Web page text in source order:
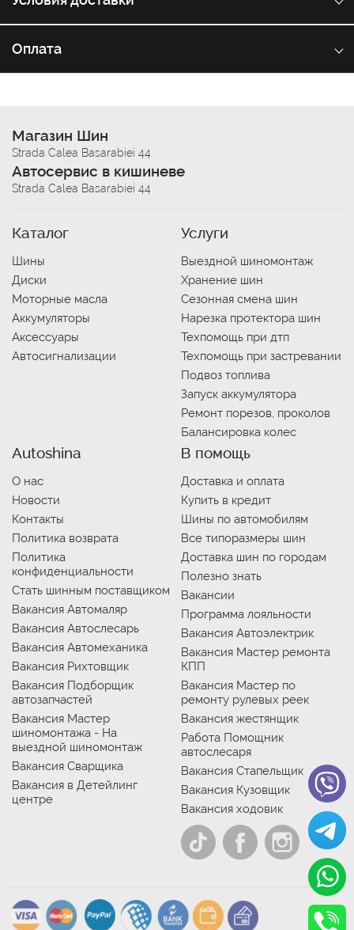
Оплата
Магазин Шин
Strada Calea Basarabiei 44
Автосервис в кишиневе
Strada Calea Basarabiei 44
Каталог
Шины
Диски
Моторные масла
Аккумуляторы
Аксессуары
Автосигнализации
Услуги
Выездной шиномонтаж
Хранение шин
Сезонная смена шин
Нарезка протектора шин
Техпомощь при дтп
Техпомощь при застревании
Подвоз топлива
Запуск аккумулятора
Ремонт порезов, проколов
Балансировка колес
Autoshina
О нас
Новости
Контакты
Политика возврата
Политика
конфиденциальности
Стать шинным поставщиком
Вакансия Автомаляр
Вакансия Автослесарь
Вакансия Автомеханика
Вакансия Рихтовщик
Вакансия Подборщик
автозапчастей
Вакансия Мастер
шиномонтажа - На
выездной шиномонтаж
Вакансия Сварщика
Вакансия в Детейлинг
центре
В помощь
Доставка и оплата
Купить в кредит
Шины по автомобилям
Все типоразмеры шин
Доставка шин по городам
Полезно знать
Вакансии
Программа лояльности
Вакансия Автоэлектрик
Вакансия Мастер ремонта
КПП
Вакансия Мастер по
ремонту рулевых реек
Вакансия жестянщик
Работа Помощник
автослесаря
Вакансия Стапельщик
Вакансия Кузовщик
Вакансия ходовик